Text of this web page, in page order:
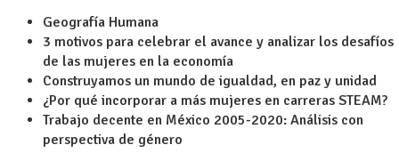
Geografía Humana
3 motivos para celebrar el avance y analizar los desafíos
de las mujeres en la economía
Construyamos un mundo de igualdad, en paz y unidad
¿Por qué incorporar a más mujeres en carreras STEAM?
Trabajo decente en México 2005-2020: Análisis con
perspectiva de género